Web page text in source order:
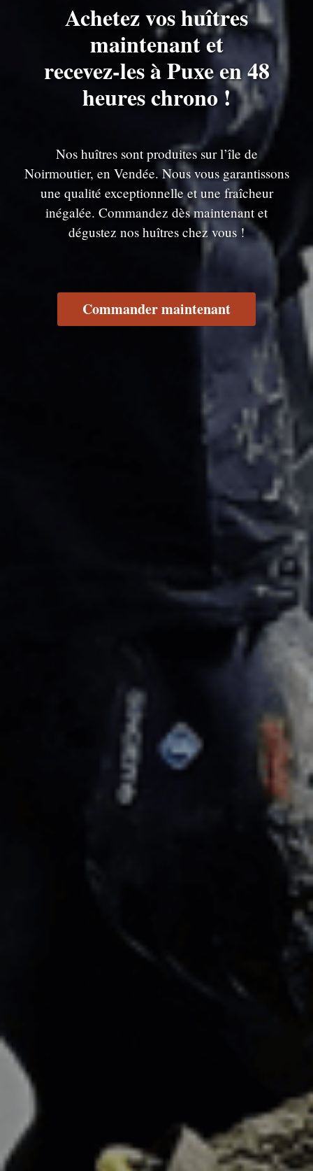
Achetez vos huîtres
maintenant et
recevez-les à Puxe en 48
heures chrono !
Nos huîtres sont produites sur l’île de
Noirmoutier, en Vendée. Nous vous garantissons
une qualité exceptionnelle et une fraîcheur
inégalée. Commandez dès maintenant et
dégustez nos huîtres chez vous !
Commander maintenant